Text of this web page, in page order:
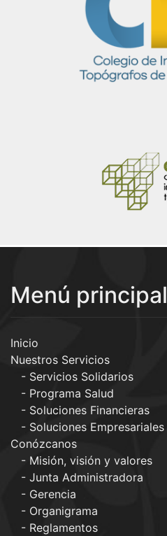
Menú principal
Inicio
Nuestros Servicios
Servicios Solidarios
Programa Salud
Soluciones Financieras
Soluciones Empresariales
Conózcanos
Misión, visión y valores
Junta Administradora
Gerencia
Organigrama
Reglamentos